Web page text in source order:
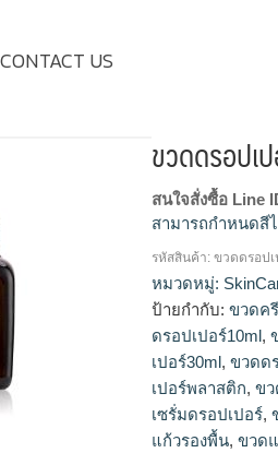
CONTACT US
ขวดดรอปเ
สนใจสั่งซื้อ Line
สามารถกำหนดสี
ขวดครีม, ขวดค
เปอร์10ml, ขวด
เปอร์30ml, ขวด
เปอร์พลาสติก, ข
เซรั่มดรอปเปอร์,
แก้วรองพื้น, ขวด
ขายขวดแก้วราค
ขวดเซรั่ม, ขายส่
รหัสสินค้า:ขวดดรอปเ
หมวดหมู่:
ป้ายกำกับ:ขวดค
ดรอปเปอร์10ml,
เปอร์30ml,ขวดด
เปอร์พลาสติก,ขว
เซรั่มดรอปเปอร์,
แก้วรองพื้น,ขวด